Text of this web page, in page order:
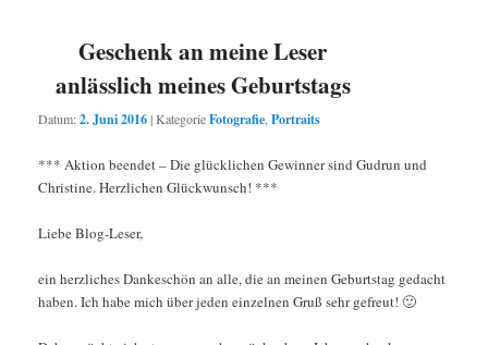
Geschenk an meine Leser
anlässlich meines Geburtstags
Datum:2. Juni 2016|KategorieFotografie,Portraits
*** Aktion beendet – Die glücklichen Gewinner sind Gudrun und
Christine. Herzlichen Glückwunsch! ***
Liebe Blog-Leser,
ein herzliches Dankeschön an alle, die an meinen Geburtstag gedacht
haben. Ich habe mich über jeden einzelnen Gruß sehr gefreut! 🙂